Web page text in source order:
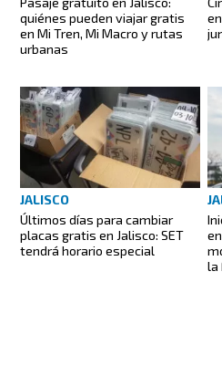
quiénes pueden viajar gratis
en Mi Tren, Mi Macro y rutas
urbanas
JALISCO
Últimos días para cambiar
placas gratis en Jalisco: SET
tendrá horario especial
la